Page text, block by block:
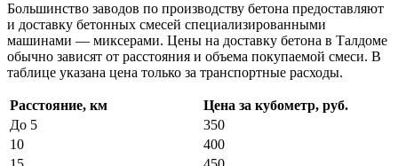
Большинство заводов по производству бетона предоставляют
и доставку бетонных смесей специализированными
машинами — миксерами. Цены на доставку бетона в Талдоме
обычно зависят от расстояния и объема покупаемой смеси. В
таблице указана цена только за транспортные расходы.
Расстояние, км
Цена за кубометр, руб.
До 5
350
10
400